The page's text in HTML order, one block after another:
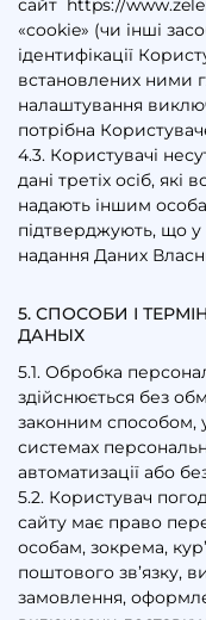
«cookie» (чи інші
ідентифікації
встановлених ними
налаштування
потрібна
4.3. Користувачі
дані третіх осіб,
надають іншим
підтверджують, що у
надання Даних
5. СПОСОБИ І
ДАНЫХ
5.1. Обробка
здійснюється без
законним способом,
системах
автоматизації або
5.2. Користувач
сайту має право
особам, зокрема,
поштового зв’язку,
замовлення,